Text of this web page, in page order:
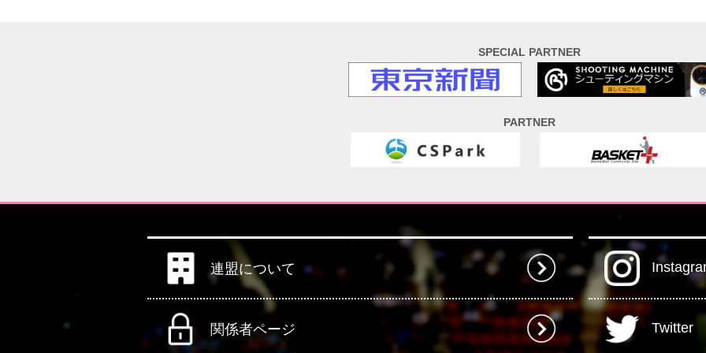
SPECIAL PARTNER
PARTNER
連盟について
関係者ページ Twitter